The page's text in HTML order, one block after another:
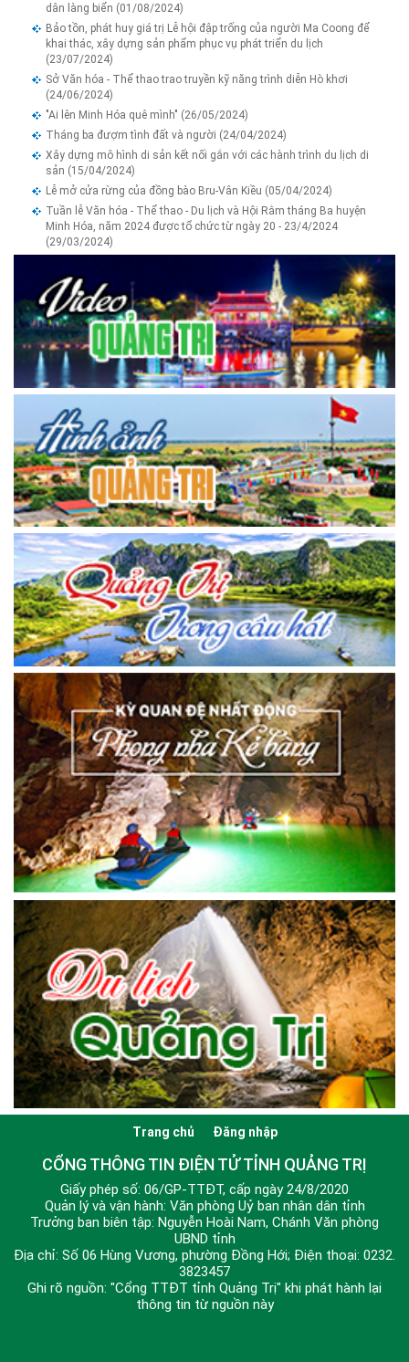
dân làng biển (01/08/2024)
Bảo tồn, phát huy giá trị Lễ hội đập trống của người Ma Coong để
khai thác, xây dựng sản phẩm phục vụ phát triển du lịch
(23/07/2024)
Sở Văn hóa - Thể thao trao truyền kỹ năng trình diễn Hò khơi
(24/06/2024)
"Ai lên Minh Hóa quê mình" (26/05/2024)
Tháng ba đượm tình đất và người (24/04/2024)
Xây dựng mô hình di sản kết nối gắn với các hành trình du lịch di
sản (15/04/2024)
Lễ mở cửa rừng của đồng bào Bru-Vân Kiều (05/04/2024)
Tuần lễ Văn hóa - Thể thao - Du lịch và Hội Rằm tháng Ba huyện
Minh Hóa, năm 2024 được tổ chức từ ngày 20 - 23/4/2024
(29/03/2024)
Trang chủ Đăng nhập
CỔNG THÔNG TIN ĐIỆN TỬ TỈNH QUẢNG TRỊ
Giấy phép số: 06/GP-TTĐT, cấp ngày 24/8/2020
Quản lý và vận hành: Văn phòng Uỷ ban nhân dân tỉnh
Trưởng ban biên tập: Nguyễn Hoài Nam, Chánh Văn phòng
UBND tỉnh
Địa chỉ: Số 06 Hùng Vương, phường Đồng Hới; Điện thoại: 0232.
3823457
Ghi rõ nguồn: "Cổng TTĐT tỉnh Quảng Trị" khi phát hành lại
thông tin từ nguồn này